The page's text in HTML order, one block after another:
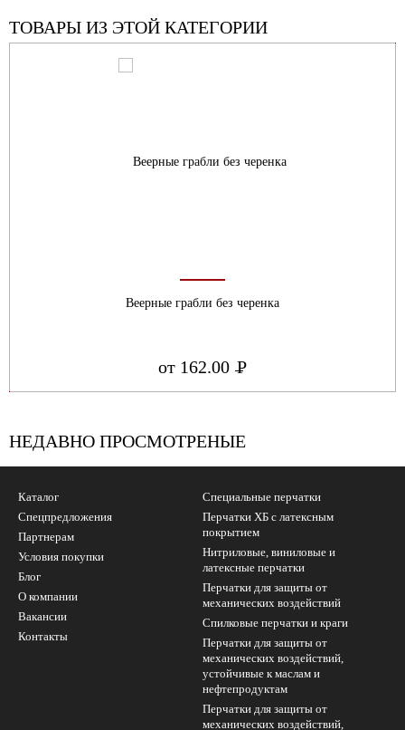
ТОВАРЫ ИЗ ЭТОЙ КАТЕГОРИИ
Веерные грабли без черенка
от 162.00 Р
УБ.
НЕДАВНО ПРОСМОТРЕНЫЕ
Каталог
Спецпредложения
Партнерам
Условия покупки
Блог
О компании
Вакансии
Контакты
Специальные перчатки
Перчатки ХБ с латексным
покрытием
Нитриловые, виниловые и
латексные перчатки
Перчатки для защиты от
механических воздействий
Cпилковые перчатки и краги
Перчатки для защиты от
механических воздействий,
устойчивые к маслам и
нефтепродуктам
Перчатки для защиты от
механических воздействий,